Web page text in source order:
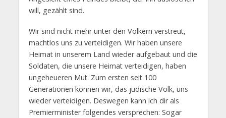
will, gezählt sind.
Wir sind nicht mehr unter den Völkern verstreut,
machtlos uns zu verteidigen. Wir haben unsere
Heimat in unserem Land wieder aufgebaut und die
Soldaten, die unsere Heimat verteidigen, haben
ungeheueren Mut. Zum ersten seit 100
Generationen können wir, das jüdische Volk, uns
wieder verteidigen. Deswegen kann ich dir als
Premierminister folgendes versprechen: Sogar